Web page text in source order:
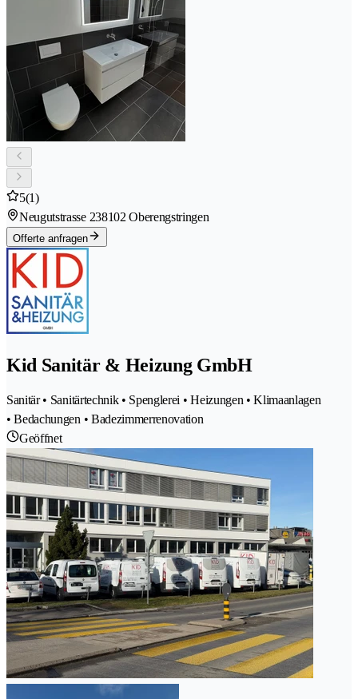
5(1)
Neugutstrasse 238102 Oberengstringen
Offerte anfragen
Kid Sanitär & Heizung GmbH
Sanitär • Sanitärtechnik • Spenglerei • Heizungen • Klimaanlagen
• Bedachungen • Badezimmerrenovation
Geöffnet